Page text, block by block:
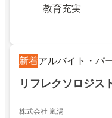
教育充実
新着アルバイト・パ
リフレクソロジス
株式会社 嵐湯